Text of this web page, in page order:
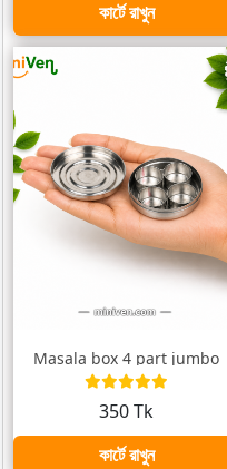
কার্টে রাখুন
Masala box 4 part jumbo
350 Tk
কার্টে রাখুন